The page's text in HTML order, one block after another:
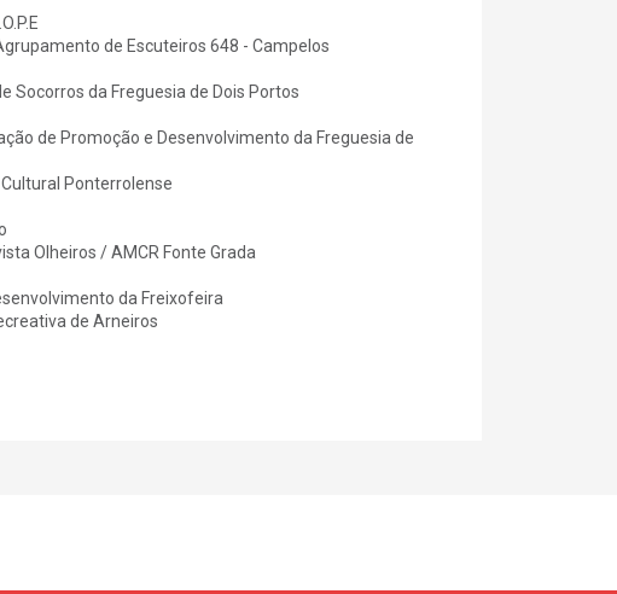
de Escuteiros 648 - Campelos
Socorros da Freguesia de Dois Portos
de Promoção e Desenvolvimento da Freguesia de
Ponterrolense
Olheiros / AMCR Fonte Grada
da Freixofeira
de Arneiros